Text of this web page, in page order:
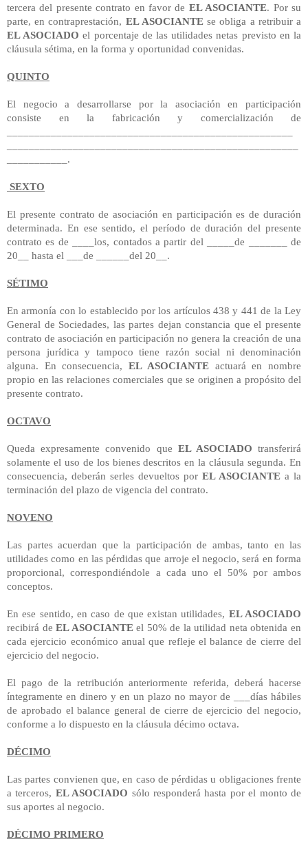
tercera del presente contrato en favor de EL ASOCIANTE. Por su
parte, en contraprestación, EL ASOCIANTEse obliga a retribuir a
EL ASOCIADO el porcentaje de las utilidades netas previsto en la
cláusula sétima, en la forma y oportunidad convenidas.
QUINTO
El negocio a desarrollarse por la asociación en participación
consiste en la fabricación y comercialización de
___________.
SEXTO
El presente contrato de asociación en participación es de duración
determinada. En ese sentido, el período de duración del presente
contrato es de ____los, contados a partir del _____de _______ de
20__ hasta el ___de ______del 20__.
SÉTIMO
En armonía con lo establecido por los artículos 438 y 441 de la Ley
General de Sociedades, las partes dejan constancia que el presente
contrato de asociación en participación no genera la creación de una
persona jurídica y tampoco tiene razón social ni denominación
alguna. En consecuencia,EL ASOCIANTEactuará en nombre
propio en las relaciones comerciales que se originen a propósito del
presente contrato.
OCTAVO
Queda expresamente convenido que EL ASOCIADO transferirá
solamente el uso de los bienes descritos en la cláusula segunda. En
consecuencia, deberán serles devueltos por EL ASOCIANTE a la
terminación del plazo de vigencia del contrato.
NOVENO
Las partes acuerdan que la participación de ambas, tanto en las
utilidades como en las pérdidas que arroje el negocio, será en forma
proporcional, correspondiéndole a cada uno el 50% por ambos
conceptos.
En ese sentido, en caso de que existan utilidades, EL ASOCIADO
recibirá deEL ASOCIANTEel 50% de la utilidad neta obtenida en
cada ejercicio económico anual que refleje el balance de cierre del
ejercicio del negocio.
El pago de la retribución anteriormente referida, deberá hacerse
íntegramente en dinero y en un plazo no mayor de ___días hábiles
de aprobado el balance general de cierre de ejercicio del negocio,
conforme a lo dispuesto en la cláusula décimo octava.
DÉCIMO
Las partes convienen que, en caso de pérdidas u obligaciones frente
a terceros, EL ASOCIADO sólo responderá hasta por el monto de
sus aportes al negocio.
DÉCIMO PRIMERO